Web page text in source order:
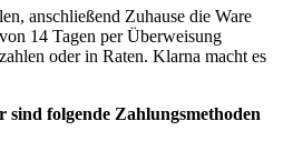
anschließend Zuhause die Ware
14 Tagen per Überweisung
oder in Raten. Klarna macht es
sind folgende Zahlungsmethoden